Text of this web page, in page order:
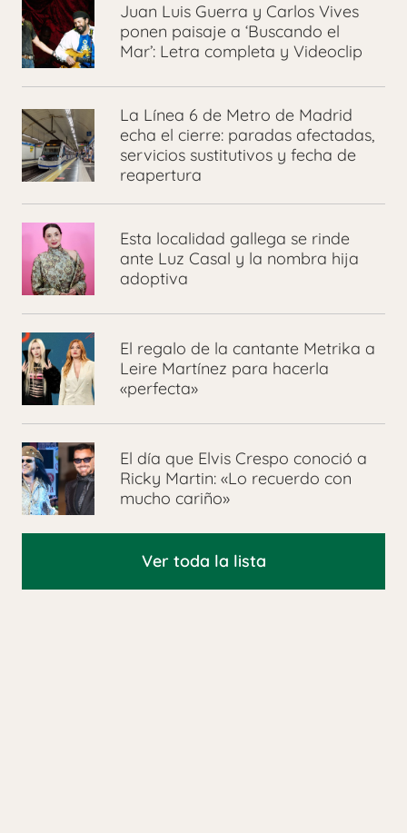
Juan Luis Guerra y Carlos Vives
ponen paisaje a ‘Buscando el
Mar’: Letra completa y Videoclip
La Línea 6 de Metro de Madrid
echa el cierre: paradas afectadas,
servicios sustitutivos y fecha de
reapertura
Esta localidad gallega se rinde
ante Luz Casal y la nombra hija
adoptiva
El regalo de la cantante Metrika a
Leire Martínez para hacerla
«perfecta»
El día que Elvis Crespo conoció a
Ricky Martin: «Lo recuerdo con
mucho cariño»
Ver toda la lista